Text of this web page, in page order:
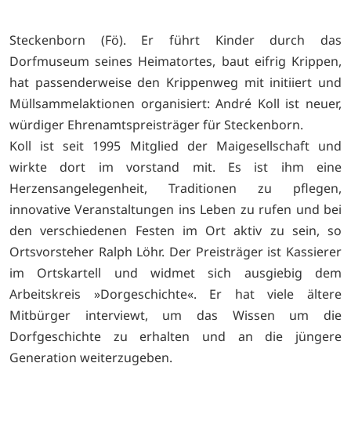
Steckenborn (Fö). Er führt Kinder durch das
Dorfmuseum seines Heimatortes, baut eifrig Krippen,
hat passenderweise den Krippenweg mit initiiert und
Müllsammelaktionen organisiert: André Koll ist neuer,
würdiger Ehrenamtspreisträger für Steckenborn.
Koll ist seit 1995 Mitglied der Maigesellschaft und
wirkte dort im vorstand mit. Es ist ihm eine
Herzensangelegenheit, Traditionen zu pflegen,
innovative Veranstaltungen ins Leben zu rufen und bei
den verschiedenen Festen im Ort aktiv zu sein, so
Ortsvorsteher Ralph Löhr. Der Preisträger ist Kassierer
im Ortskartell und widmet sich ausgiebig dem
Arbeitskreis »Dorgeschichte«. Er hat viele ältere
Mitbürger interviewt, um das Wissen um die
Dorfgeschichte zu erhalten und an die jüngere
Generation weiterzugeben.